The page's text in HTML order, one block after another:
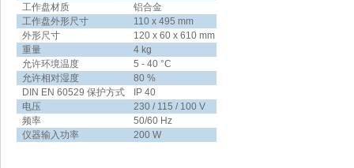
工作盘材质
铝合金
工作盘外形尺寸
110 x 495 mm
外形尺寸
120 x 60 x 610 mm
重量
4 kg
允许环境温度
5 - 40 °C
允许相对湿度
80 %
DIN EN 60529 保护方式
IP 40
电压
230 / 115 / 100 V
频率
50/60 Hz
仪器输入功率
200 W